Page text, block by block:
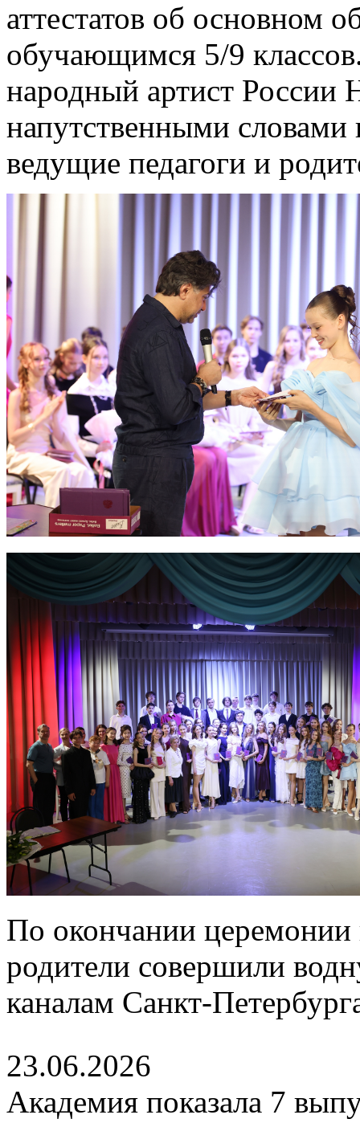
аттестатов об основном
обучающимся 5/9
народный артист России
напутственными
ведущие педагоги и
По окончании церемонии
родители совершили
каналам Санкт-
23.06.2026
Академия показала 7